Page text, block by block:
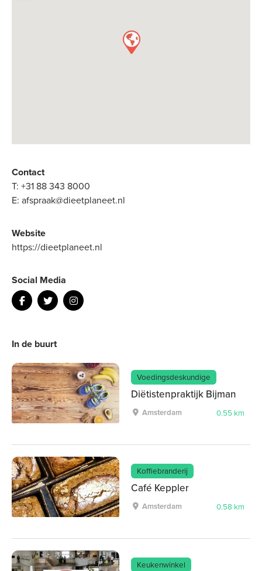
Contact
T: +31 88 343 8000
E: afspraak@dieetplaneet.nl
Website
https://dieetplaneet.nl
Social Media
In de buurt
Voedingsdeskundige
Diëtistenpraktijk Bijman
Amsterdam 0.55 km
Koffiebranderij
Café Keppler
Amsterdam 0.58 km
Keukenwinkel